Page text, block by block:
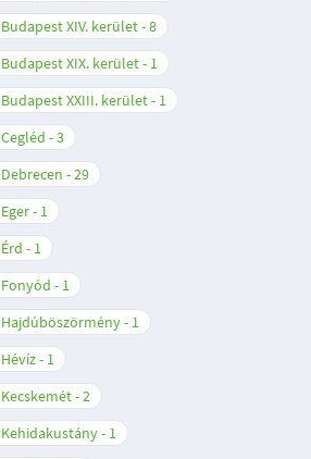
XIV. kerület 8
XIX. kerület
1
XXIII. kerület
1
3
29
1
1
1
1
1
2
1